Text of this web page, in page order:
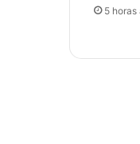
5 horas